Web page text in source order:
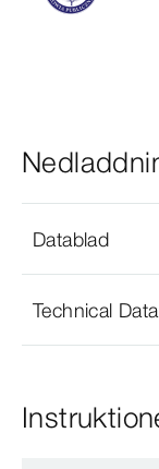
Datablad
Technical Data